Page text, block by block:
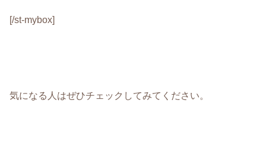
[/st-mybox]
気になる人はぜひチェックしてみてください。